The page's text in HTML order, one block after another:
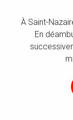
À Saint-
En